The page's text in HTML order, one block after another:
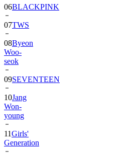
06BLACKPINK
07TWS
08Byeon
Woo-
seok
09SEVENTEEN
10Jang
Won-
young
11Girls'
Generation